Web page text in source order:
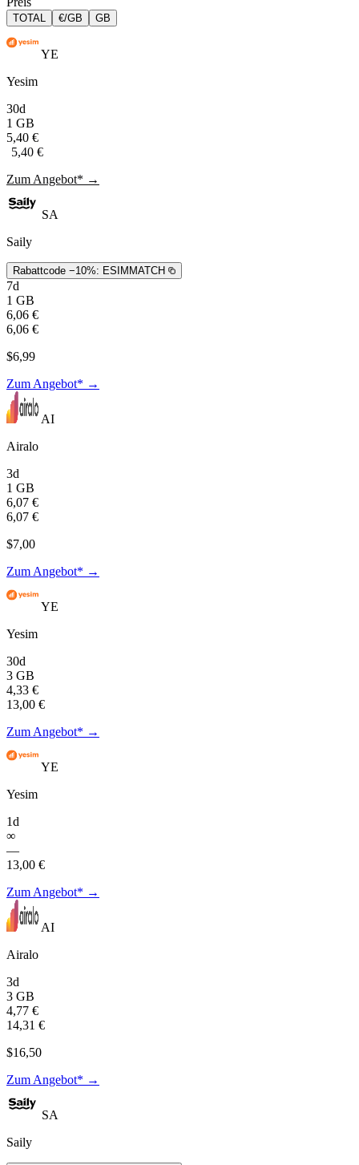
TOTAL €/GB GB
YE
Yesim
30d
1 GB
5,40 €
5,40 €
Zum Angebot* →
SA
Saily
Rabattcode −10%: ESIMMATCH
7d
1 GB
6,06 €
6,06 €
$6,99
Zum Angebot* →
AI
Airalo
3d
1 GB
6,07 €
6,07 €
$7,00
Zum Angebot* →
YE
Yesim
30d
3 GB
4,33 €
13,00 €
Zum Angebot* →
YE
Yesim
1d
∞
—
13,00 €
Zum Angebot* →
AI
Airalo
3d
3 GB
4,77 €
14,31 €
$16,50
Zum Angebot* →
SA
Saily